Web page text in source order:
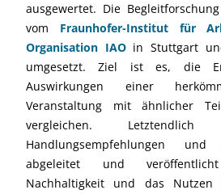
ausgewertet. Die
vom Fraunhofer-Institut für
Organisation IAO in Stuttgart
umgesetzt. Ziel ist es, die
Auswirkungen einer
Veranstaltung mit ähnlicher
vergleichen.
Handlungsempfehlungen und
abgeleitet und
Nachhaltigkeit und das Nutzen